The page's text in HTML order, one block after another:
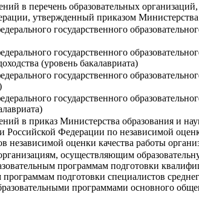
в перечень образовательных
утвержденный приказом
государственного
государственного
(уровень бакалавриата)
государственного
государственного
в приказ Министерства образования и
Российской Федерации по независимой
независимой оценки качества работы
осуществляющим
программам подготовки
подготовки специалистов
программами основного